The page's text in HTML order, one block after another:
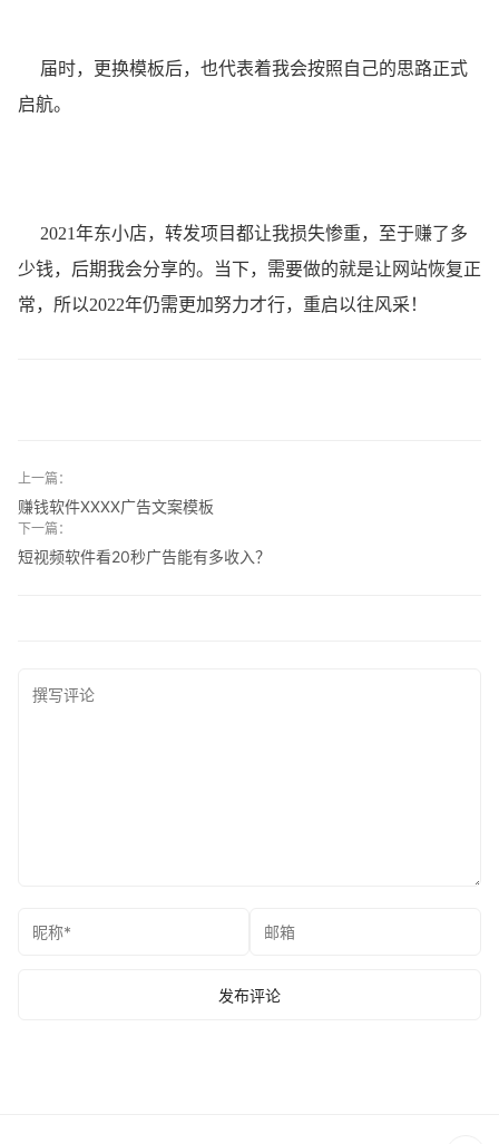
届时，更换模板后，也代表着我会按照自己的思路正式
启航。
2021年东小店，转发项目都让我损失惨重，至于赚了多
少钱，后期我会分享的。当下，需要做的就是让网站恢复正
常，所以2022年仍需更加努力才行，重启以往风采！
上一篇：
赚钱软件XXXX广告文案模板
下一篇：
短视频软件看20秒广告能有多收入？